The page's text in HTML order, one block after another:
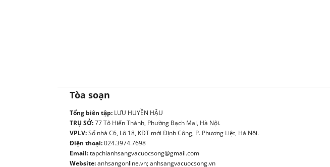
Tòa soạn
Tổng biên tập: LƯU HUYỀN HẬU
TRỤ SỞ:77 Tô Hiến Thành, Phường Bạch Mai, Hà Nội.
VPLV:Số nhà C6, Lô 18, KĐT mới Định Công, P. Phương Liệt, Hà Nội.
Điện thoại:024.3974.7698
Email:tapchianhsangvacuocsong@gmail.com
Website:anhsangonline.vn; anhsangvacuocsong.vn